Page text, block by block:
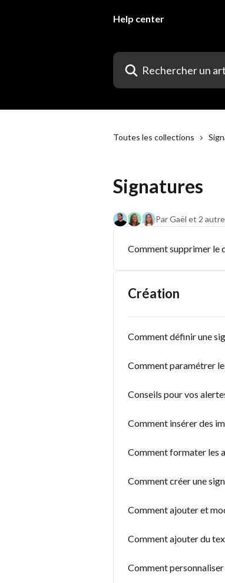
Help center
Rechercher un article...
Toutes les collections
Signatures
Par Gaël et 2
Comment supprimer le
Création
Comment définir une
Comment paramétrer
Conseils pour vos
Comment insérer des
Comment formater les
Comment créer une
Comment ajouter et
Comment ajouter du
Comment